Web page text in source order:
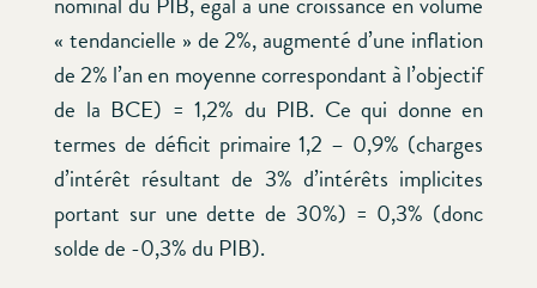
« tendancielle » de 2%, augmenté d’une inflation
de 2% l’an en moyenne correspondant à l’objectif
de la BCE) = 1,2% du PIB. Ce qui donne en
termes de déficit primaire 1,2 – 0,9% (charges
d’intérêt résultant de 3% d’intérêts implicites
portant sur une dette de 30%) = 0,3% (donc
solde de -0,3% du PIB).